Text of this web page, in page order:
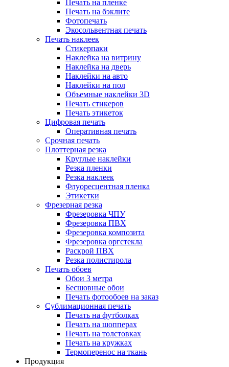
Печать на пленке
Печать на бэклите
Фотопечать
Экосольвентная печать
Печать наклеек
Стикерпаки
Наклейка на витрину
Наклейка на дверь
Наклейки на авто
Наклейки на пол
Объемные наклейки 3D
Печать стикеров
Печать этикеток
Цифровая печать
Оперативная печать
Срочная печать
Плоттерная резка
Круглые наклейки
Резка пленки
Резка наклеек
Флуоресцентная пленка
Этикетки
Фрезерная резка
Фрезеровка ЧПУ
Фрезеровка ПВХ
Фрезеровка композита
Фрезеровка оргстекла
Раскрой ПВХ
Резка полистирола
Печать обоев
Обои 3 метра
Бесшовные обои
Печать фотообоев на заказ
Сублимационная печать
Печать на футболках
Печать на шопперах
Печать на толстовках
Печать на кружках
Термоперенос на ткань
Продукция